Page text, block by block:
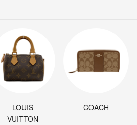
LOUIS
VUITTON
COACH